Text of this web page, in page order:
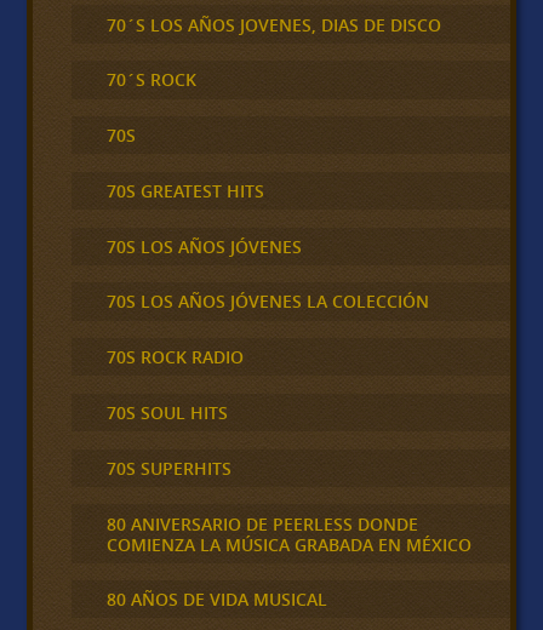
70´S LOS AÑOS JOVENES, DIAS DE DISCO
70´S ROCK
70S
70S GREATEST HITS
70S LOS AÑOS JÓVENES
70S LOS AÑOS JÓVENES LA COLECCIÓN
70S ROCK RADIO
70S SOUL HITS
70S SUPERHITS
80 ANIVERSARIO DE PEERLESS DONDE
COMIENZA LA MÚSICA GRABADA EN MÉXICO
80 AÑOS DE VIDA MUSICAL